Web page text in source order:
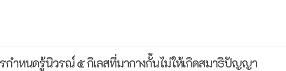
กำหนดรู้นิวรณ์ ๕ กิเลสที่มากางกั้นไม่ให้เกิดสมาธิปัญญา